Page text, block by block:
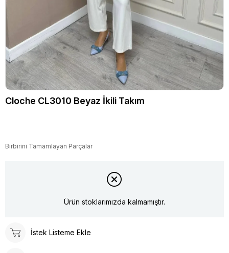
Cloche CL3010 Beyaz İkili Takım
Birbirini Tamamlayan Parçalar
Ürün stoklarımızda kalmamıştır.
İstek Listeme Ekle